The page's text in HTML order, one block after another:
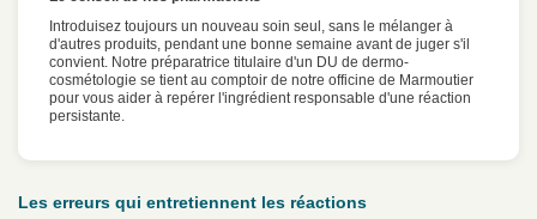
Introduisez toujours un nouveau soin seul, sans le mélanger à
d'autres produits, pendant une bonne semaine avant de juger s'il
convient. Notre préparatrice titulaire d'un DU de dermo-
cosmétologie se tient au comptoir de notre officine de Marmoutier
pour vous aider à repérer l'ingrédient responsable d'une réaction
persistante.
Les erreurs qui entretiennent les réactions